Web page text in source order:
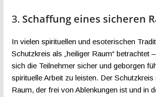
3. Schaffung eines sicheren
In vielen spirituellen und esoterischen
Schutzkreis als „heiliger Raum“ betrachtet
sich die Teilnehmer sicher und geborgen
spirituelle Arbeit zu leisten. Der
Raum, der frei von Ablenkungen ist und in